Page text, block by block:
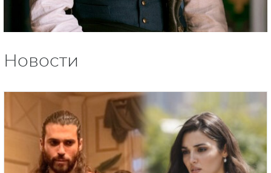
Новости